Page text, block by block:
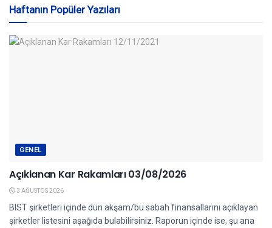
Haftanın Popüler Yazıları
GENEL
Açıklanan Kar Rakamları 03/08/2026
3 AĞUSTOS 2026
BIST şirketleri içinde dün akşam/bu sabah finansallarını açıklayan
şirketler listesini aşağıda bulabilirsiniz. Raporun içinde ise, şu ana